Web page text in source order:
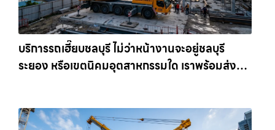
บริการรถเฮี๊ยบชลบุรี ไม่ว่าหน้างานจะอยู่ชลบุรี
ระยอง หรือเขตนิคมอุตสาหกรรมใด เราพร้อมส่งรถ